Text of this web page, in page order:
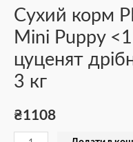
Сухий корм
Mini Puppy
цуценят
3 кг
₴1108